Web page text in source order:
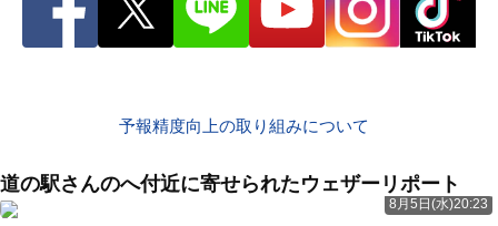
予報精度向上の取り組みについて
道の駅さんのへ付近に寄せられたウェザーリポート
8月5日(水)20:23